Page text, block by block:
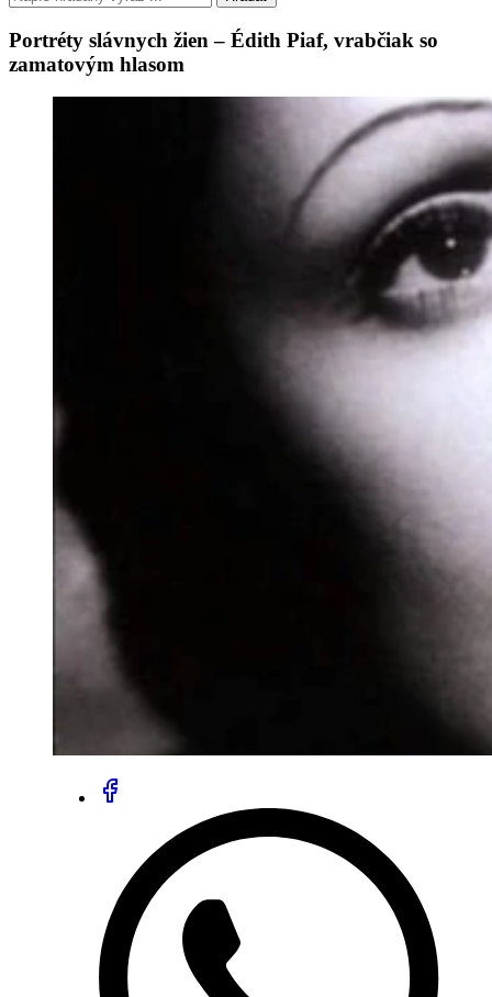
Portréty slávnych žien – Édith Piaf, vrabčiak so
zamatovým hlasom